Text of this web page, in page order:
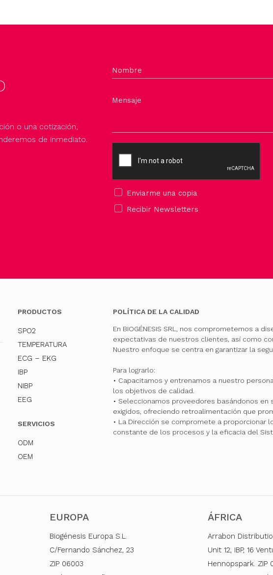
o una cotización,
de inmediato.
Nombre
Mensaje
Enviarme una copia
Recibir Newsletters
PRODUCTOS
SPO2
TEMPERATURA
ECG – EKG
IBP
NIBP
EEG
SERVICIOS
ODM
OEM
POLÍTICA DE LA CALIDAD
En BIOGÉNESIS SRL, nos comprometemos a
expectativas de nuestros clientes, así como
Nuestro enfoque se centra en garantizar la
Para lograrlo:
• Capacitamos y entrenamos a nuestro
los objetivos de calidad.
• Seleccionamos proveedores basándonos
exigidos, ofreciendo retroalimentación que
• La Dirección se compromete a proporcionar
constante de los procesos y la eficacia del
EUROPA
Biogénesis Europa S.L.
C/Fernando Sánchez, 23
ZIP 06003
ÁFRICA
Arrabon
Unit 12, IBP, 16
Hennopspark. ZIP